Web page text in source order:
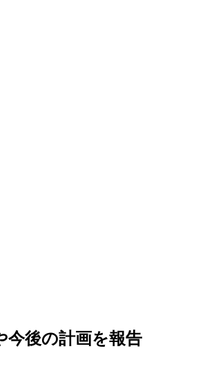
今後の計画を報告